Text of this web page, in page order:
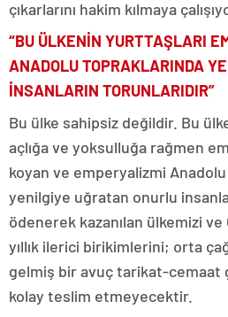
çıkarlarını hakim kılmaya
“BU ÜLKENİN YURTTAŞLARI
ANADOLU TOPRAKLARINDA
İNSANLARIN TORUNLARIDIR”
Bu ülke sahipsiz değildir. Bu
açlığa ve yoksulluğa rağmen
koyan ve emperyalizmi
yenilgiye uğratan onurlu
ödenerek kazanılan ülkemizi
yıllık ilerici birikimlerini; orta
gelmiş bir avuç tarikat-cemaat
kolay teslim etmeyecektir.